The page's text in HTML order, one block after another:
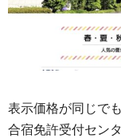
表示価格が同じで
合宿免許受付セン